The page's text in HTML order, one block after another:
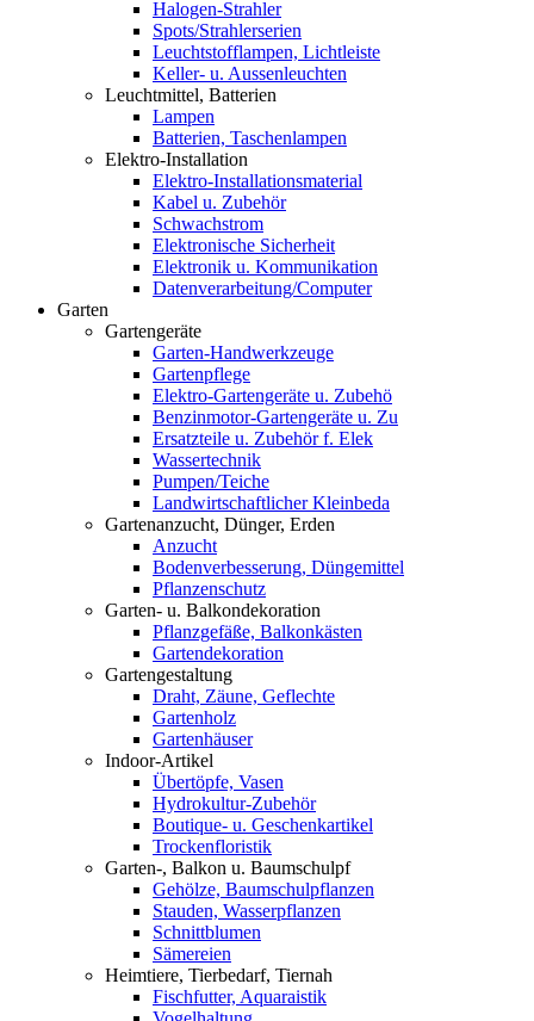
Halogen-Strahler
Spots/Strahlerserien
Leuchtstofflampen, Lichtleiste
Keller- u. Aussenleuchten
Leuchtmittel, Batterien
Lampen
Batterien, Taschenlampen
Elektro-Installation
Elektro-Installationsmaterial
Kabel u. Zubehör
Schwachstrom
Elektronische Sicherheit
Elektronik u. Kommunikation
Datenverarbeitung/Computer
Garten
Gartengeräte
Garten-Handwerkzeuge
Gartenpflege
Elektro-Gartengeräte u. Zubehö
Benzinmotor-Gartengeräte u. Zu
Ersatzteile u. Zubehör f. Elek
Wassertechnik
Pumpen/Teiche
Landwirtschaftlicher Kleinbeda
Gartenanzucht, Dünger, Erden
Anzucht
Bodenverbesserung, Düngemittel
Pflanzenschutz
Garten- u. Balkondekoration
Pflanzgefäße, Balkonkästen
Gartendekoration
Gartengestaltung
Draht, Zäune, Geflechte
Gartenholz
Gartenhäuser
Indoor-Artikel
Übertöpfe, Vasen
Hydrokultur-Zubehör
Boutique- u. Geschenkartikel
Trockenfloristik
Garten-, Balkon u. Baumschulpf
Gehölze, Baumschulpflanzen
Stauden, Wasserpflanzen
Schnittblumen
Sämereien
Heimtiere, Tierbedarf, Tiernah
Fischfutter, Aquaraistik